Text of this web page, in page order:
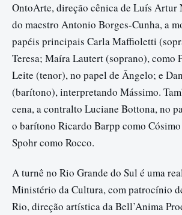
OntoArte, direção cênica de Luís Artur
do maestro Antonio Borges-Cunha, a
papéis principais Carla Maffioletti
Teresa; Maíra Lautert (soprano), como
Leite (tenor), no papel de Ângelo; e
(barítono), interpretando Mássimo.
cena, a contralto Luciane Bottona, no
o barítono Ricardo Barpp como
Spohr como Rocco.
A turnê no Rio Grande do Sul é uma
Ministério da Cultura, com patrocínio
Rio, direção artística da Bell’Anima